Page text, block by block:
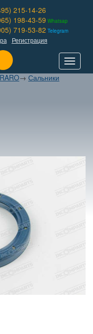
215-14-26
198-43-59 Whatsap
719-53-82 Telegram
Регистрация
Toggle
→ Сальники